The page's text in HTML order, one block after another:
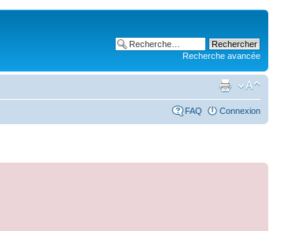
Recherche avancée
FAQ Connexion